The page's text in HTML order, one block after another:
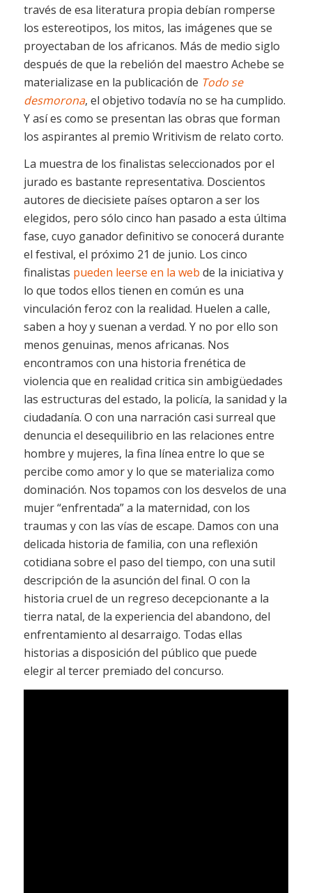
través de esa literatura propia debían romperse
los estereotipos, los mitos, las imágenes que se
proyectaban de los africanos. Más de medio siglo
después de que la rebelión del maestro Achebe se
materializase en la publicación de Todo se
desmorona, el objetivo todavía no se ha cumplido.
Y así es como se presentan las obras que forman
los aspirantes al premio Writivism de relato corto.
La muestra de los finalistas seleccionados por el
jurado es bastante representativa. Doscientos
autores de diecisiete países optaron a ser los
elegidos, pero sólo cinco han pasado a esta última
fase, cuyo ganador definitivo se conocerá durante
el festival, el próximo 21 de junio. Los cinco
finalistas pueden leerse en la web de la iniciativa y
lo que todos ellos tienen en común es una
vinculación feroz con la realidad. Huelen a calle,
saben a hoy y suenan a verdad. Y no por ello son
menos genuinas, menos africanas. Nos
encontramos con una historia frenética de
violencia que en realidad critica sin ambigüedades
las estructuras del estado, la policía, la sanidad y la
ciudadanía. O con una narración casi surreal que
denuncia el desequilibrio en las relaciones entre
hombre y mujeres, la fina línea entre lo que se
percibe como amor y lo que se materializa como
dominación. Nos topamos con los desvelos de una
mujer “enfrentada” a la maternidad, con los
traumas y con las vías de escape. Damos con una
delicada historia de familia, con una reflexión
cotidiana sobre el paso del tiempo, con una sutil
descripción de la asunción del final. O con la
historia cruel de un regreso decepcionante a la
tierra natal, de la experiencia del abandono, del
enfrentamiento al desarraigo. Todas ellas
historias a disposición del público que puede
elegir al tercer premiado del concurso.